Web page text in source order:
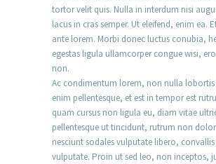
tortor velit quis. Nulla in interdum nisi
lacus in cras semper. Ut eleifend, enim ea.
ante lorem. Morbi donec luctus conubia,
egestas ligula ullamcorper congue wisi,
non.
Ac condimentum lorem, non nulla lobortis
enim pellentesque, et est in tempor est
quam cursus non ligula eu, diam vitae
pellentesque ut tincidunt, rutrum non
nesciunt sodales vulputate libero,
vulputate. Proin ut sed leo, non inceptos,